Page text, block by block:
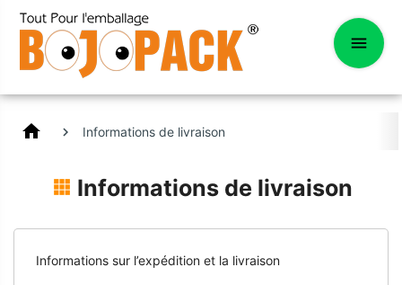
home Informations de livraison
Informations de livraison
Informations sur l’expédition et la livraison